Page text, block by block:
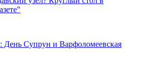
День Супрун и Варфоломеевская